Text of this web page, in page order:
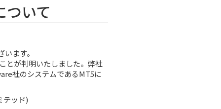
ついて
ます。
とが判明いたしました。弊社
社のシステムであるMT5に
テッド)